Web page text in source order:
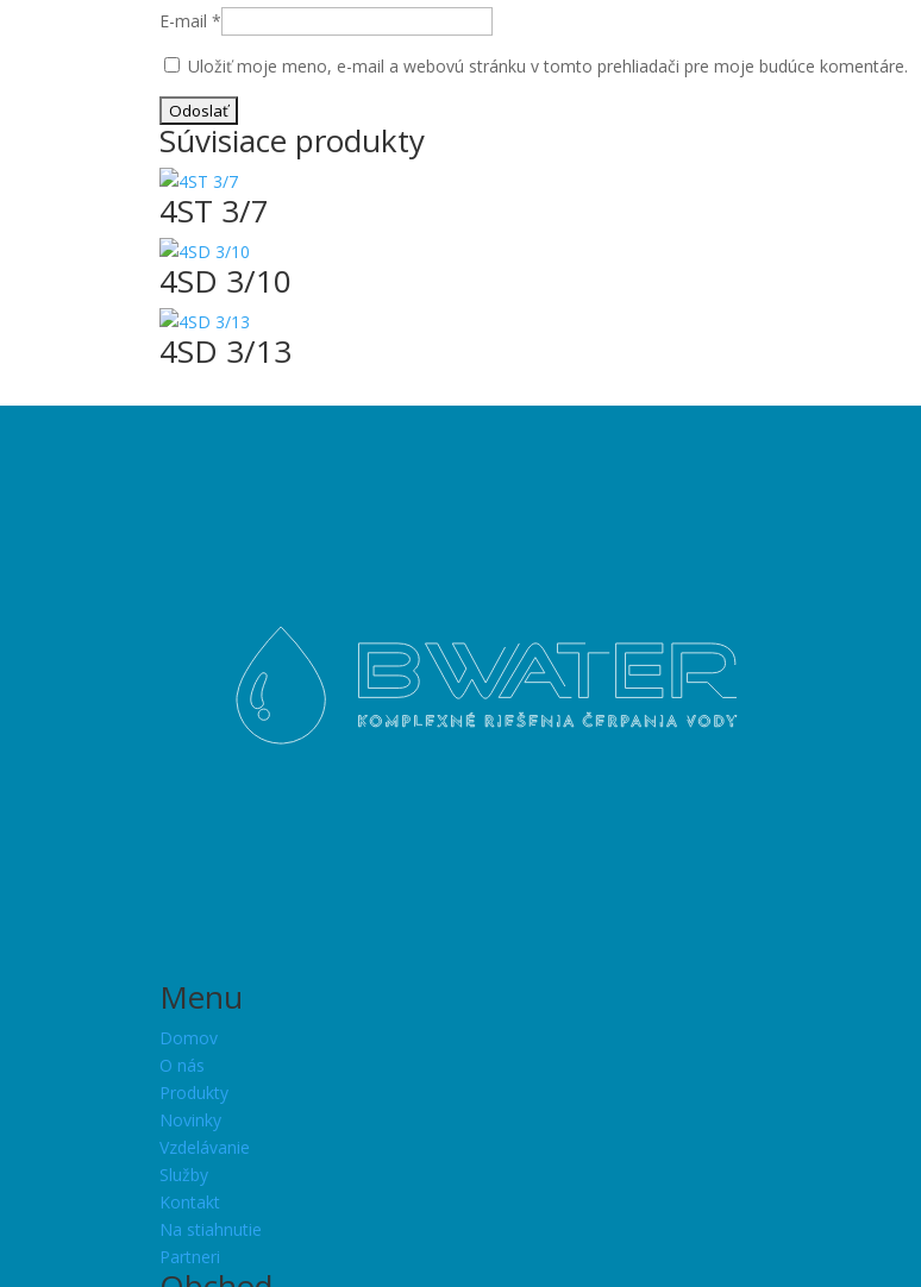
E-mail*
Uložiť moje meno, e-mail a webovú stránku v tomto prehliadači pre moje budúce komentáre.
Súvisiace produkty
4ST 3/7
4SD 3/10
4SD 3/13
Menu
Domov
O nás
Produkty
Novinky
Vzdelávanie
Služby
Kontakt
Na stiahnutie
Partneri